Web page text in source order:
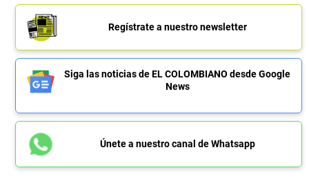
Regístrate a nuestro newsletter
Siga las noticias de EL COLOMBIANO desde Google
News
Únete a nuestro canal de Whatsapp